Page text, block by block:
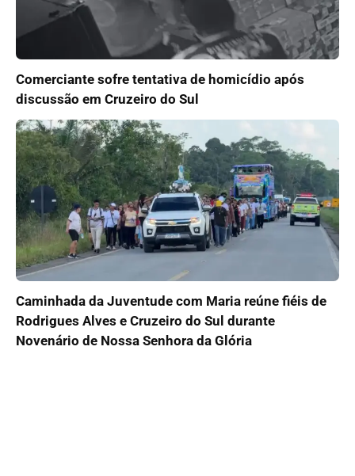
Comerciante sofre tentativa de homicídio após
discussão em Cruzeiro do Sul
Caminhada da Juventude com Maria reúne fiéis de
Rodrigues Alves e Cruzeiro do Sul durante
Novenário de Nossa Senhora da Glória